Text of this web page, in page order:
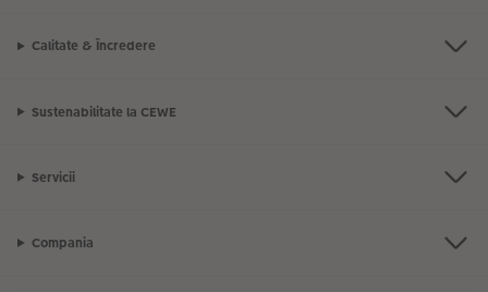
Calitate & Încredere
Sustenabilitate la CEWE
Servicii
Compania